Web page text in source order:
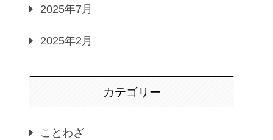
2025年7月
2025年2月
カテゴリー
ことわざ